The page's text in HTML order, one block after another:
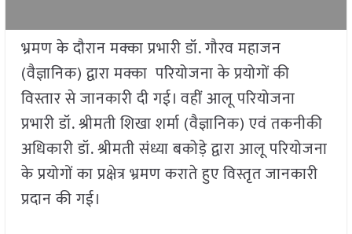
भ्रमण के दौरान मक्का प्रभारी डॉ. गौरव महाजन
(वैज्ञानिक) द्वारा मक्का परियोजना के प्रयोगों की
विस्तार से जानकारी दी गई। वहीं आलू परियोजना
प्रभारी डॉ. श्रीमती शिखा शर्मा (वैज्ञानिक) एवं तकनीकी
अधिकारी डॉ. श्रीमती संध्या बकोड़े द्वारा आलू परियोजना
के प्रयोगों का प्रक्षेत्र भ्रमण कराते हुए विस्तृत जानकारी
प्रदान की गई।